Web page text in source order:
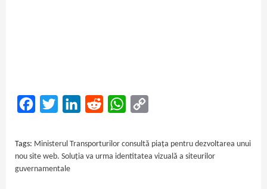
FacebookTwitter LinkedInReddit WhatsApp
Tags: Ministerul Transporturilor consultă piața pentru dezvoltarea unui
nou site web. Soluția va urma identitatea vizuală a siteurilor
guvernamentale